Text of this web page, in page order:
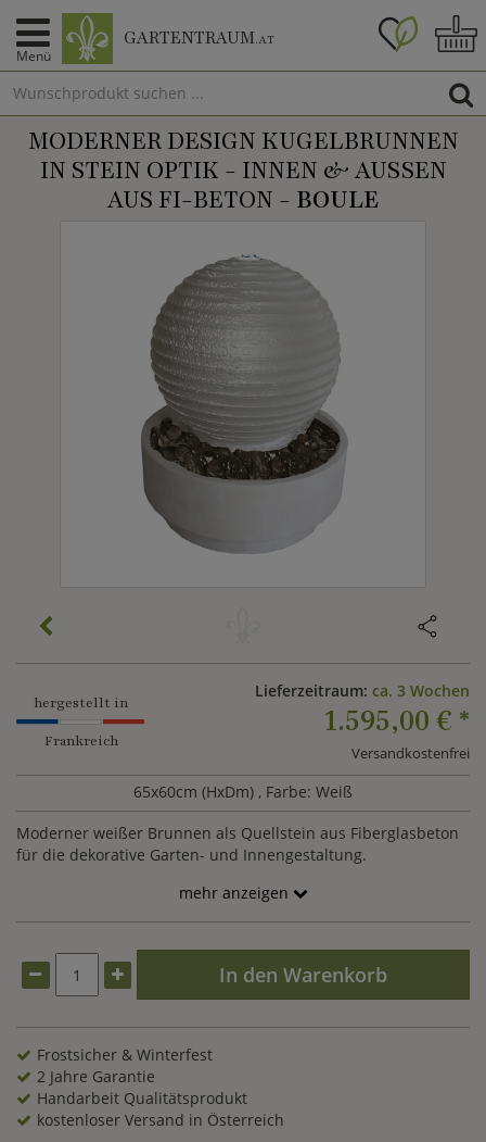
Menü
GARTENTRAUM.AT
MODERNER DESIGN KUGELBRUNNEN
IN STEIN OPTIK - INNEN & AUSSEN A
US FI-BETON - BOULE
hergestellt in
Frankreich
Lieferzeitraum: ca. 3 Wochen
1.595,00 € *
Versandkostenfrei
65x60cm (HxDm) , Farbe: Weiß
Moderner weißer Brunnen als Quellstein aus Fiberglasbeton
für die dekorative Garten- und Innengestaltung.
mehr anzeigen
In den Warenkorb
Frostsicher & Winterfest
2 Jahre Garantie
Handarbeit Qualitätsprodukt
kostenloser Versand in Österreich